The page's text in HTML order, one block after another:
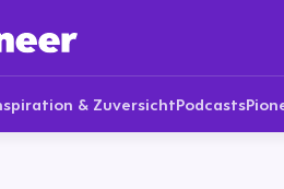
& ZuversichtPodcasts